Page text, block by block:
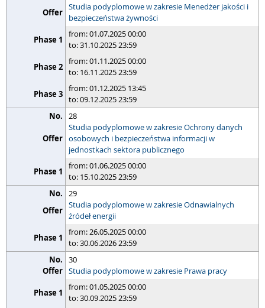
Studia podyplomowe w zakresie Menedżer jakości i
bezpieczeństwa żywności
from: 01.07.2025 00:00
to: 31.10.2025 23:59
from: 01.11.2025 00:00
to: 16.11.2025 23:59
from: 01.12.2025 13:45
to: 09.12.2025 23:59
28
Studia podyplomowe w zakresie Ochrony danych
osobowych i bezpieczeństwa informacji w
jednostkach sektora publicznego
from: 01.06.2025 00:00
to: 15.10.2025 23:59
29
Studia podyplomowe w zakresie Odnawialnych
źródeł energii
from: 26.05.2025 00:00
to: 30.06.2026 23:59
30
Studia podyplomowe w zakresie Prawa pracy
from: 01.05.2025 00:00
to: 30.09.2025 23:59